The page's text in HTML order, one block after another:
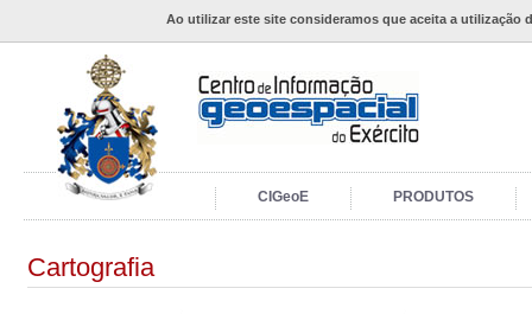
Ao utilizar este site consideramos que aceita a utilização
CIGeoE PRODUTOS
Cartografia